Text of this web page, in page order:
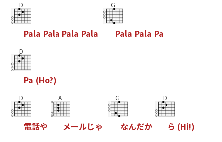
D
Pala Pala Pala Pala
G
Pala Pala Pa
D
Pa (Ho?)
D
電話や
A
メールじゃ
G
なんだか
D
ら (Hi!)